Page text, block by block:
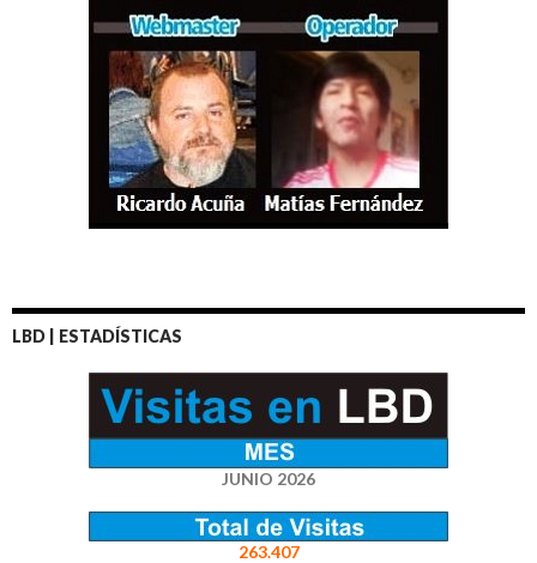
LBD | ESTADÍSTICAS
JUNIO 2026
263.407